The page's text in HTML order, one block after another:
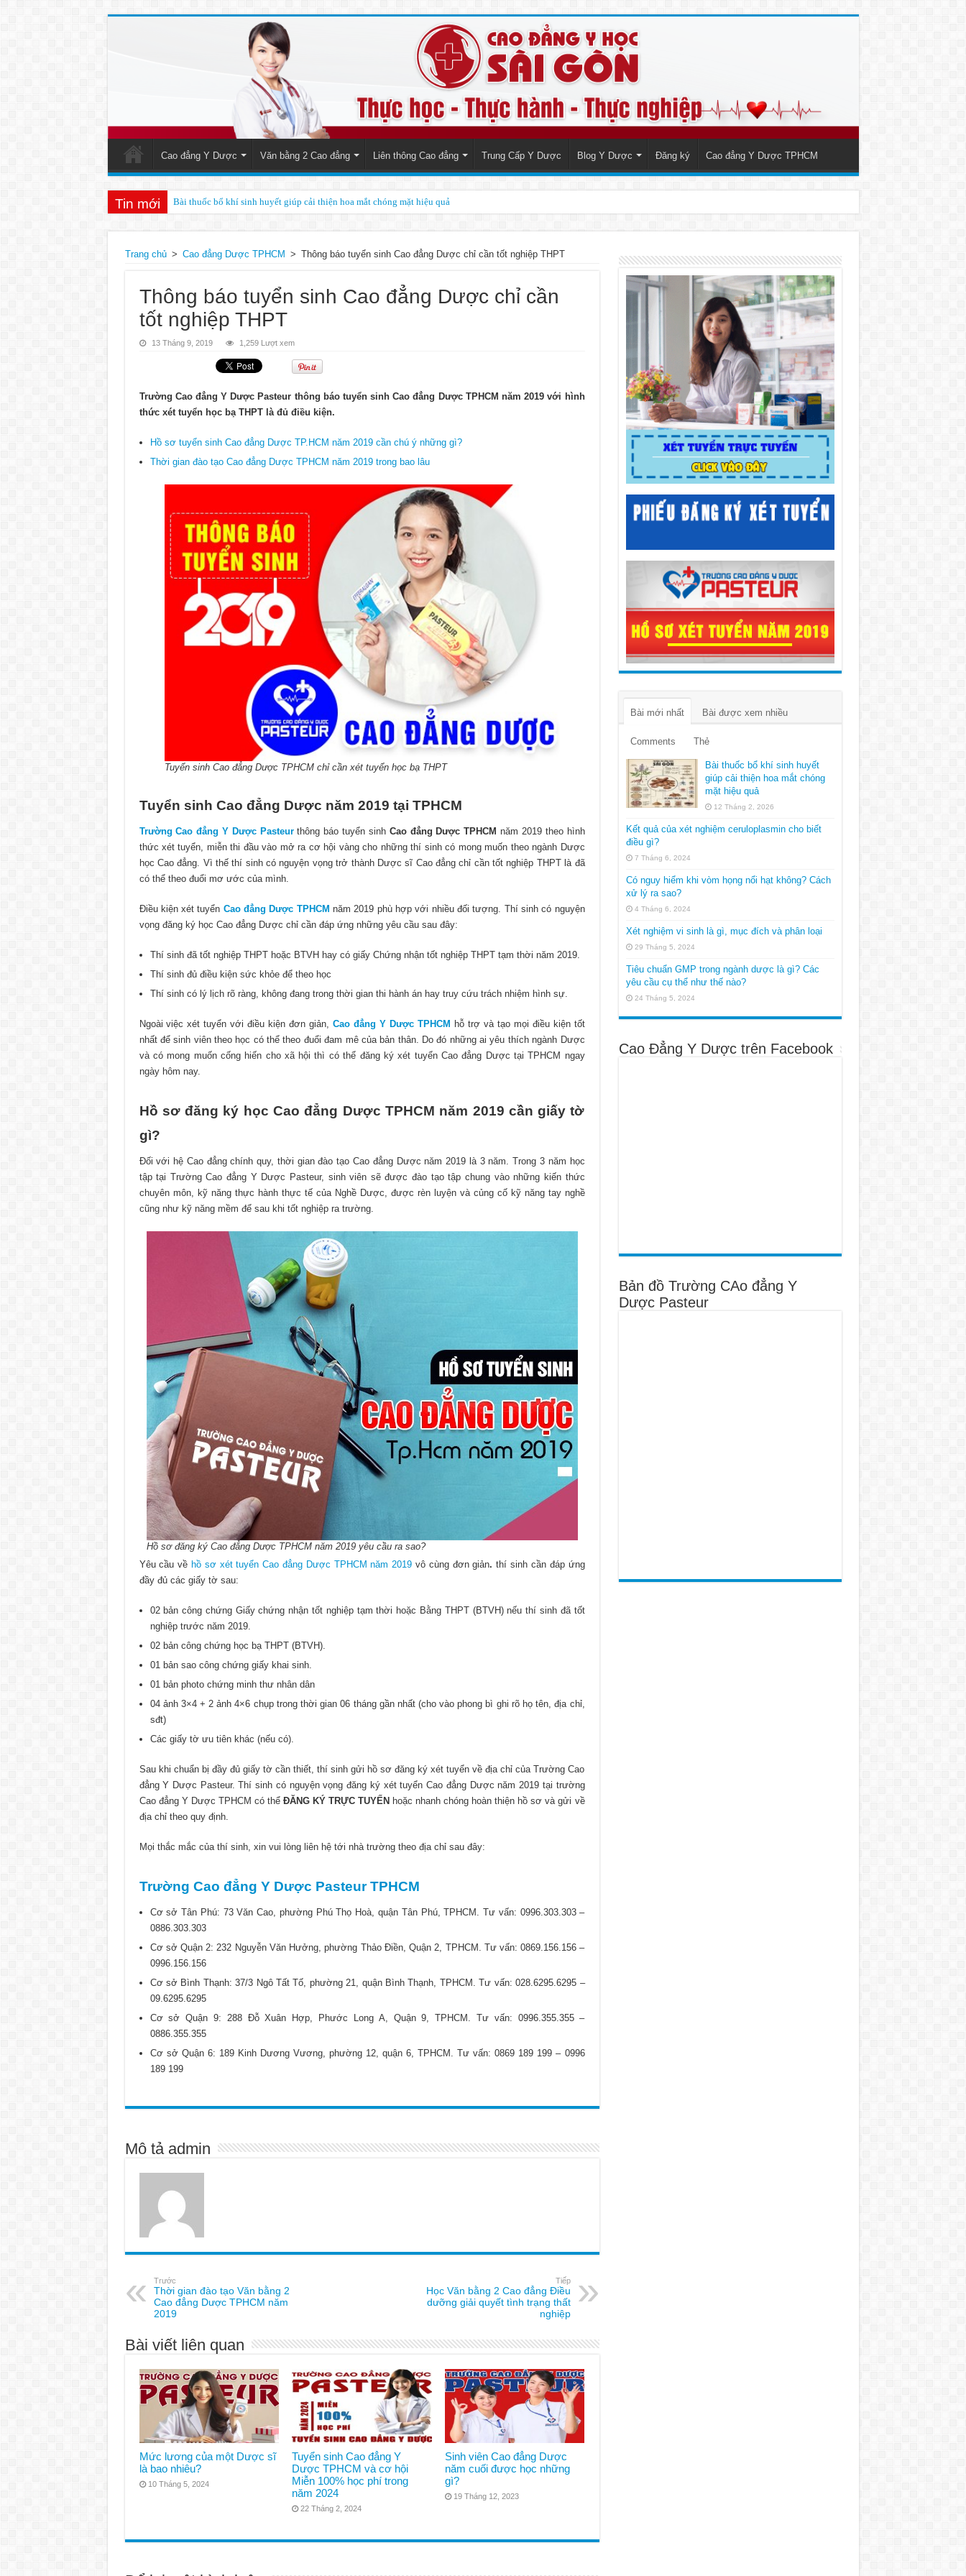
Cao đẳng Y Dược Văn bằng 2 Cao đẳng Liên thông Cao đẳng Trung Cấp Y Dược Blog Y Dược Đăng ký Cao đẳng Y Dược TPHCM
Tin mới Bài thuốc bổ khí sinh huyết giúp cải thiện hoa mắt chóng mặt hiệu quả
Trang chủ > Cao đẳng Dược TPHCM > Thông báo tuyển sinh Cao đẳng Dược chỉ cần tốt nghiệp THPT
Thông báo tuyển sinh Cao đẳng Dược chỉ cần
tốt nghiệp THPT
13 Tháng 9, 2019 1,259 Lượt xem
Trường Cao đẳng Y Dược Pasteur thông báo tuyển sinh Cao đẳng Dược TPHCM năm 2019 với hình
thức xét tuyển học bạ THPT là đủ điều kiện.
Hồ sơ tuyển sinh Cao đẳng Dược TP.HCM năm 2019 cần chú ý những gì?
Thời gian đào tạo Cao đẳng Dược TPHCM năm 2019 trong bao lâu
Tuyển sinh Cao đẳng Dược TPHCM chỉ cần xét tuyển học bạ THPT
Tuyển sinh Cao đẳng Dược năm 2019 tại TPHCM
Trường Cao đẳng Y Dược Pasteurthông báo tuyển sinh Cao đẳng Dược TPHCM năm 2019 theo hình
thức xét tuyển, miễn thi đầu vào mở ra cơ hội vàng cho những thí sinh có mong muốn theo ngành Dược
học Cao đẳng. Vì thế thí sinh có nguyện vọng trở thành Dược sĩ Cao đẳng chỉ cần tốt nghiệp THPT là đã
có thể theo đuổi mơ ước của mình.
Điều kiện xét tuyển Cao đẳng Dược TPHCM năm 2019 phù hợp với nhiều đối tượng. Thí sinh có nguyện
vọng đăng ký học Cao đẳng Dược chỉ cần đáp ứng những yêu cầu sau đây:
Thí sinh đã tốt nghiệp THPT hoặc BTVH hay có giấy Chứng nhận tốt nghiệp THPT tạm thời năm 2019.
Thí sinh đủ điều kiện sức khỏe để theo học
Thí sinh có lý lịch rõ ràng, không đang trong thời gian thi hành án hay truy cứu trách nhiệm hình sự.
Ngoài việc xét tuyển với điều kiện đơn giản,Cao đẳng Y Dược TPHCM hỗ trợ và tạo mọi điều kiện tốt
nhất để sinh viên theo học có thể theo đuổi đam mê của bản thân. Do đó những ai yêu thích ngành Dược
và có mong muốn cống hiến cho xã hội thì có thể đăng ký xét tuyển Cao đẳng Dược tại TPHCM ngay
ngày hôm nay.
Hồ sơ đăng ký học Cao đẳng Dược TPHCM năm 2019 cần giấy tờ
gì?
Đối với hệ Cao đẳng chính quy, thời gian đào tạo Cao đẳng Dược năm 2019 là 3 năm. Trong 3 năm học
tập tại Trường Cao đẳng Y Dược Pasteur, sinh viên sẽ được đào tạo tập chung vào những kiến thức
chuyên môn, kỹ năng thực hành thực tế của Nghề Dược, được rèn luyện và củng cố kỹ năng tay nghề
cũng như kỹ năng mềm để sau khi tốt nghiệp ra trường.
Hồ sơ đăng ký Cao đẳng Dược TPHCM năm 2019 yêu cầu ra sao?
Yêu cầu về hồ sơ xét tuyển Cao đẳng Dược TPHCM năm 2019 vô cùng đơn giản.thí sinh cần đáp ứng
đầy đủ các giấy tờ sau:
02 bản công chứng Giấy chứng nhận tốt nghiệp tạm thời hoặc Bằng THPT (BTVH) nếu thí sinh đã tốt
nghiệp trước năm 2019.
02 bản công chứng học bạ THPT (BTVH).
01 bản sao công chứng giấy khai sinh.
01 bản photo chứng minh thư nhân dân
04 ảnh 3×4 + 2 ảnh 4×6 chụp trong thời gian 06 tháng gần nhất (cho vào phong bì ghi rõ họ tên, địa chỉ,
sđt)
Các giấy tờ ưu tiên khác (nếu có).
Sau khi chuẩn bị đầy đủ giấy tờ cần thiết, thí sinh gửi hồ sơ đăng ký xét tuyển về địa chỉ của Trường Cao
đẳng Y Dược Pasteur. Thí sinh có nguyện vọng đăng ký xét tuyển Cao đẳng Dược năm 2019 tại trường
Cao đẳng Y Dược TPHCM có thể ĐĂNG KÝ TRỰC TUYẾN hoặc nhanh chóng hoàn thiện hồ sơ và gửi về
địa chỉ theo quy định.
Mọi thắc mắc của thí sinh, xin vui lòng liên hệ tới nhà trường theo địa chỉ sau đây:
Trường Cao đẳng Y Dược Pasteur TPHCM
Cơ sở Tân Phú: 73 Văn Cao, phường Phú Thọ Hoà, quận Tân Phú, TPHCM. Tư vấn: 0996.303.303 –
0886.303.303
Cơ sở Quận 2: 232 Nguyễn Văn Hưởng, phường Thảo Điền, Quận 2, TPHCM. Tư vấn: 0869.156.156 –
0996.156.156
Cơ sở Bình Thạnh: 37/3 Ngô Tất Tố, phường 21, quận Bình Thạnh, TPHCM. Tư vấn: 028.6295.6295 –
09.6295.6295
Cơ sở Quận 9: 288 Đỗ Xuân Hợp, Phước Long A, Quận 9, TPHCM. Tư vấn: 0996.355.355 –
0886.355.355
Cơ sở Quận 6: 189 Kinh Dương Vương, phường 12, quận 6, TPHCM. Tư vấn: 0869 189 199 – 0996
189 199
Mô tả admin
Trước
Thời gian đào tạo Văn bằng 2
Cao đẳng Dược TPHCM năm
2019
Tiếp
Học Văn bằng 2 Cao đẳng Điều
dưỡng giải quyết tình trạng thất
nghiệp
Bài viết liên quan
Mức lương của một Dược sĩ
là bao nhiêu?
10 Tháng 5, 2024
Tuyển sinh Cao đẳng Y
Dược TPHCM và cơ hội
Miễn 100% học phí trong
năm 2024
22 Tháng 2, 2024
Sinh viên Cao đẳng Dược
năm cuối được học những
gì?
19 Tháng 12, 2023
Bài mới nhất Bài được xem nhiều
Comments Thẻ
Bài thuốc bổ khí sinh huyết
giúp cải thiện hoa mắt chóng
mặt hiệu quả
12 Tháng 2, 2026
Kết quả của xét nghiệm ceruloplasmin cho biết
điều gì?
7 Tháng 6, 2024
Có nguy hiểm khi vòm họng nổi hạt không? Cách
xử lý ra sao?
4 Tháng 6, 2024
Xét nghiệm vi sinh là gì, mục đích và phân loại
29 Tháng 5, 2024
Tiêu chuẩn GMP trong ngành dược là gì? Các
yêu cầu cụ thể như thế nào?
24 Tháng 5, 2024
Cao Đẳng Y Dược trên Facebook
Bản đồ Trường CAo đẳng Y
Dược Pasteur